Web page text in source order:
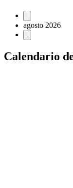
Eventos
agosto 2026
Calendario